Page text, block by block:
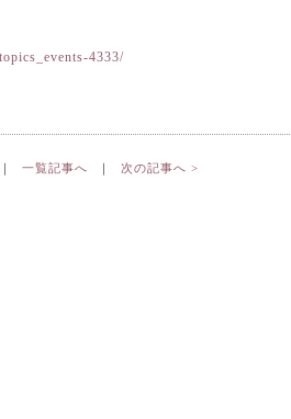
4333/
｜ 一覧記事へ ｜ 次の記事へ >